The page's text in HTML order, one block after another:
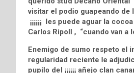
visitar el podio guapeando
¡¡¡¡¡¡ les puede aguar la
Carlos Ripoll , “cuando van
Enemigo de sumo respeto el
regularidad reciente le
pupilo del ¡¡¡¡¡¡ añejo clan